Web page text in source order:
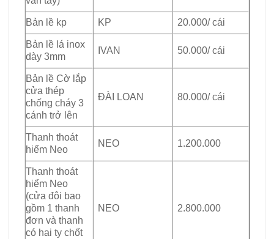
Bản lề kp KP 20.000/ cái
Bản lề lá inox
dày 3mm
IVAN 50.000/ cái
Bản lề Cờ lắp
cửa thép
chống cháy 3
cánh trở lên
ĐÀI LOAN 80.000/ cái
Thanh thoát
hiểm Neo
NEO 1.200.000
Thanh thoát
hiểm Neo
(cửa đôi bao
gồm 1 thanh
đơn và thanh
có hai ty chốt
NEO 2.800.000